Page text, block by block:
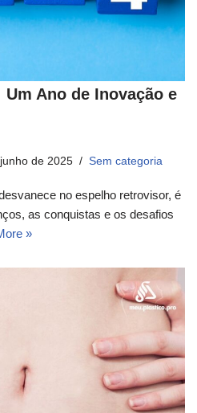
Ano de Inovação e
de 2025 Sem categoria
no espelho retrovisor, é
as conquistas e os desafios
»